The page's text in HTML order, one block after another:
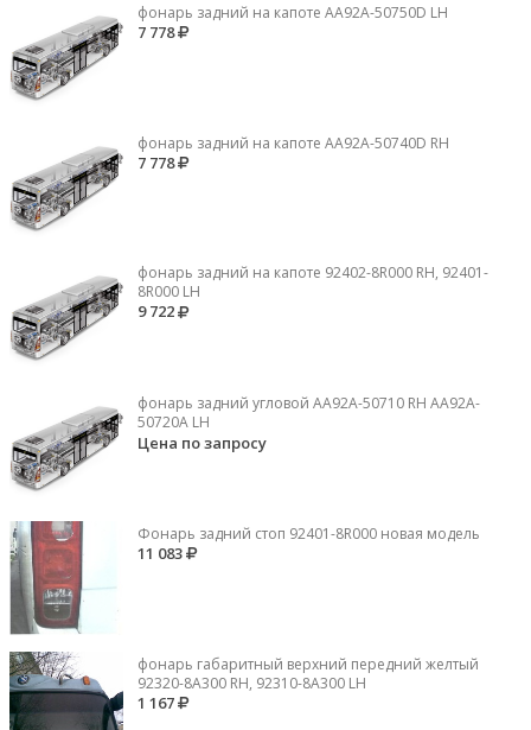
фонарь задний на капоте AA92A-50750D LH
7 778
фонарь задний на капоте AA92A-50740D RH
7 778
фонарь задний на капоте 92402-8R000 RH, 92401-
8R000 LH
9 722
фонарь задний угловой AA92A-50710 RH AA92A-
50720A LH
Цена по запросу
Фонарь задний стоп 92401-8R000 новая модель
11 083
фонарь габаритный верхний передний желтый
92320-8A300 RH, 92310-8А300 LH
1 167